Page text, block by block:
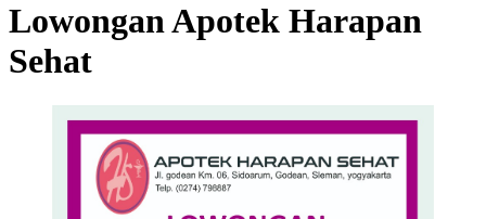
Lowongan Apotek Harapan
Sehat